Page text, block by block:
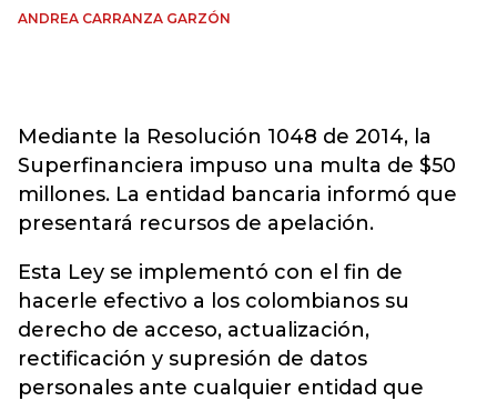
ANDREA CARRANZA GARZÓN
Mediante la Resolución 1048 de 2014, la
Superfinanciera impuso una multa de $50
millones. La entidad bancaria informó que
presentará recursos de apelación.
Esta Ley se implementó con el fin de
hacerle efectivo a los colombianos su
derecho de acceso, actualización,
rectificación y supresión de datos
personales ante cualquier entidad que